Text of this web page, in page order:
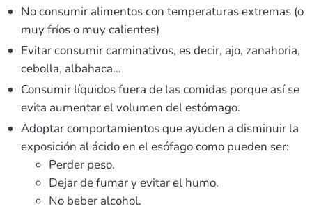
No consumir alimentos con temperaturas extremas (o
muy fríos o muy calientes)
Evitar consumir carminativos, es decir, ajo, zanahoria,
cebolla, albahaca…
Consumir líquidos fuera de las comidas porque así se
evita aumentar el volumen del estómago.
Adoptar comportamientos que ayuden a disminuir la
exposición al ácido en el esófago como pueden ser:
Perder peso.
Dejar de fumar y evitar el humo.
No beber alcohol.